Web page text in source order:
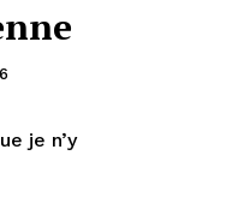
je n’y